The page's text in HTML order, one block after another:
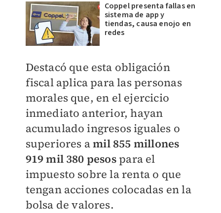
Coppel presenta fallas en
sistema de app y
tiendas, causa enojo en
redes
Destacó que esta obligación
fiscal aplica para las personas
morales que, en el ejercicio
inmediato anterior, hayan
acumulado ingresos iguales o
superiores amil 855 millones
919 mil 380 pesospara el
impuesto sobre la renta o que
tengan acciones colocadas en la
bolsa de valores.